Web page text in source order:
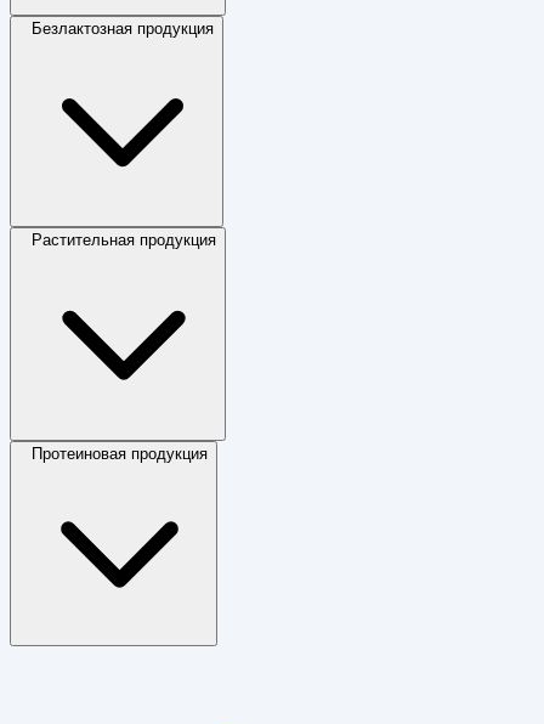
Безлактозная продукция
Растительная продукция
Протеиновая продукция